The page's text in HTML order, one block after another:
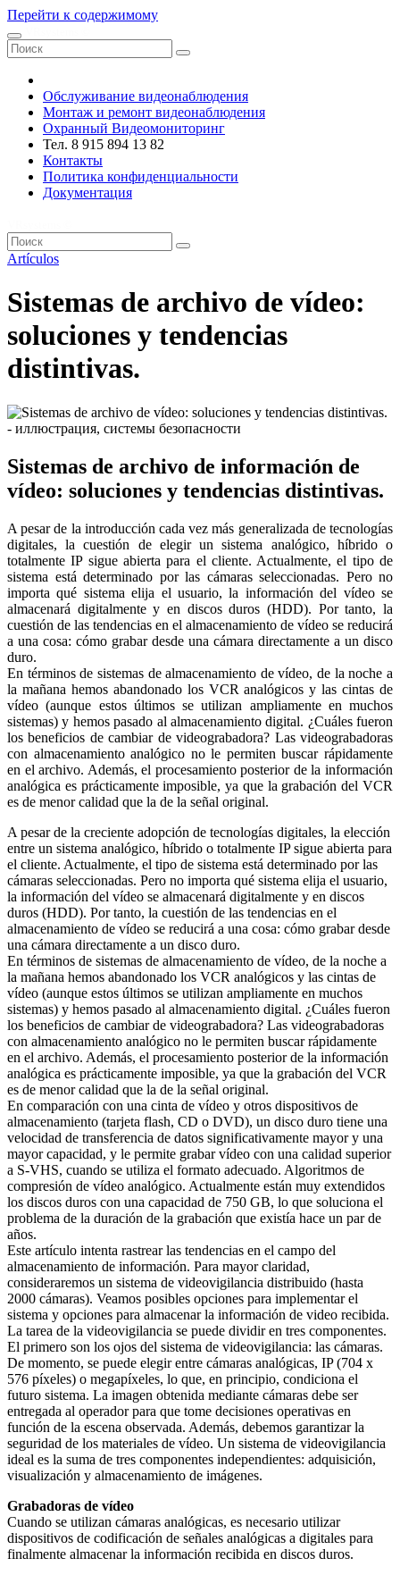
Перейти к содержимому
Обслуживание видеонаблюдения
Монтаж и ремонт видеонаблюдения
Охранный Видеомониторинг
Тел. 8 915 894 13 82
Контакты
Политика конфиденциальности
Документация
Artículos
Sistemas de archivo de vídeo:
soluciones y tendencias
distintivas.
Sistemas de archivo de información de
vídeo: soluciones y tendencias distintivas.
A pesar de la introducción cada vez más generalizada de tecnologías
digitales, la cuestión de elegir un sistema analógico, híbrido o
totalmente IP sigue abierta para el cliente. Actualmente, el tipo de
sistema está determinado por las cámaras seleccionadas. Pero no
importa qué sistema elija el usuario, la información del vídeo se
almacenará digitalmente y en discos duros (HDD). Por tanto, la
cuestión de las tendencias en el almacenamiento de vídeo se reducirá
a una cosa: cómo grabar desde una cámara directamente a un disco
duro.
En términos de sistemas de almacenamiento de vídeo, de la noche a
la mañana hemos abandonado los VCR analógicos y las cintas de
vídeo (aunque estos últimos se utilizan ampliamente en muchos
sistemas) y hemos pasado al almacenamiento digital. ¿Cuáles fueron
los beneficios de cambiar de videograbadora? Las videograbadoras
con almacenamiento analógico no le permiten buscar rápidamente
en el archivo. Además, el procesamiento posterior de la información
analógica es prácticamente imposible, ya que la grabación del VCR
es de menor calidad que la de la señal original.
A pesar de la creciente adopción de tecnologías digitales, la elección
entre un sistema analógico, híbrido o totalmente IP sigue abierta para
el cliente. Actualmente, el tipo de sistema está determinado por las
cámaras seleccionadas. Pero no importa qué sistema elija el usuario,
la información del vídeo se almacenará digitalmente y en discos
duros (HDD). Por tanto, la cuestión de las tendencias en el
almacenamiento de vídeo se reducirá a una cosa: cómo grabar desde
una cámara directamente a un disco duro.
En términos de sistemas de almacenamiento de vídeo, de la noche a
la mañana hemos abandonado los VCR analógicos y las cintas de
vídeo (aunque estos últimos se utilizan ampliamente en muchos
sistemas) y hemos pasado al almacenamiento digital. ¿Cuáles fueron
los beneficios de cambiar de videograbadora? Las videograbadoras
con almacenamiento analógico no le permiten buscar rápidamente
en el archivo. Además, el procesamiento posterior de la información
analógica es prácticamente imposible, ya que la grabación del VCR
es de menor calidad que la de la señal original.
En comparación con una cinta de vídeo y otros dispositivos de
almacenamiento (tarjeta flash, CD o DVD), un disco duro tiene una
velocidad de transferencia de datos significativamente mayor y una
mayor capacidad, y le permite grabar vídeo con una calidad superior
a S-VHS, cuando se utiliza el formato adecuado. Algoritmos de
compresión de vídeo analógico. Actualmente están muy extendidos
los discos duros con una capacidad de 750 GB, lo que soluciona el
problema de la duración de la grabación que existía hace un par de
años.
Este artículo intenta rastrear las tendencias en el campo del
almacenamiento de información. Para mayor claridad,
consideraremos un sistema de videovigilancia distribuido (hasta
2000 cámaras). Veamos posibles opciones para implementar el
sistema y opciones para almacenar la información de video recibida.
La tarea de la videovigilancia se puede dividir en tres componentes.
El primero son los ojos del sistema de videovigilancia: las cámaras.
De momento, se puede elegir entre cámaras analógicas, IP (704 x
576 píxeles) o megapíxeles, lo que, en principio, condiciona el
futuro sistema. La imagen obtenida mediante cámaras debe ser
entregada al operador para que tome decisiones operativas en
función de la escena observada. Además, debemos garantizar la
seguridad de los materiales de vídeo. Un sistema de videovigilancia
ideal es la suma de tres componentes independientes: adquisición,
visualización y almacenamiento de imágenes.
Grabadoras de vídeo
Cuando se utilizan cámaras analógicas, es necesario utilizar
dispositivos de codificación de señales analógicas a digitales para
finalmente almacenar la información recibida en discos duros.